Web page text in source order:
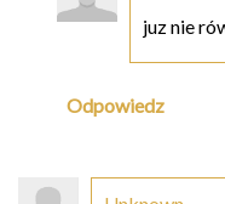
juz nie
Odpowiedz